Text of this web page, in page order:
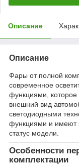
Описание
Описание
Фары от полной
современное
функциями, которое
внешний вид
светодиодными
функциями и имеют
статус модели.
Особенности
комплектации